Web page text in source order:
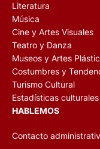
Literatura
Música
Cine y Artes Visuales
Teatro y Danza
Museos y Artes
Costumbres y
Turismo Cultural
Estadísticas culturales
HABLEMOS
Contacto